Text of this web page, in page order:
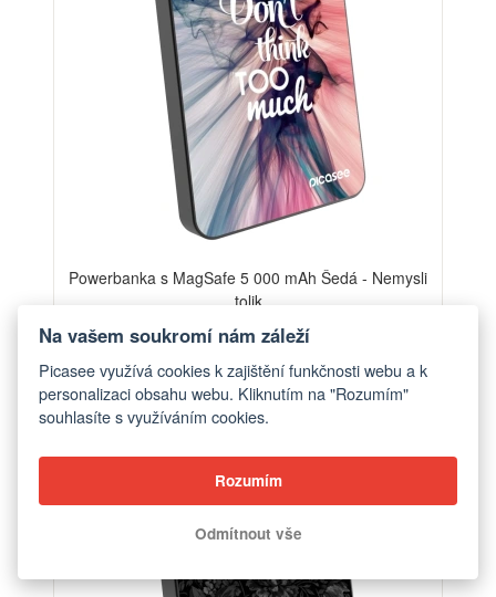
Powerbanka s MagSafe 5 000 mAh Šedá - Nemysli
tolik
od 1 390 Kč
Na vašem soukromí nám záleží
Picasee využívá cookies k zajištění funkčnosti webu a k
personalizaci obsahu webu. Kliknutím na "Rozumím"
souhlasíte s využíváním cookies.
Rozumím
Odmítnout vše